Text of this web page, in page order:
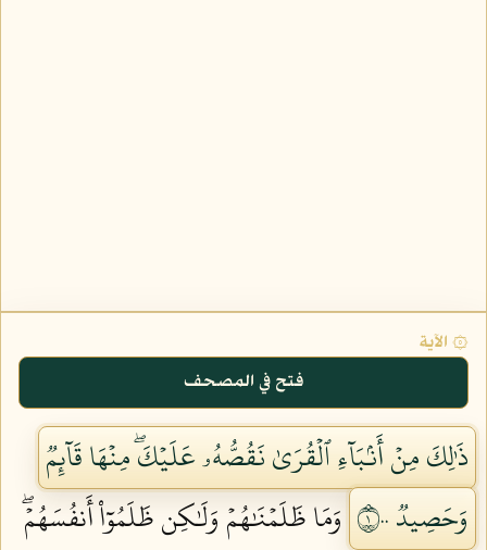
۞ الآية
فتح في المصحف
ذَٰلِكَ مِنۡ أَنۢبَآءِ ٱلۡقُرَىٰ نَقُصُّهُۥ عَلَيۡكَۖ مِنۡهَا قَآئِمٞ
وَحَصِيدٞ ١٠٠
وَمَا ظَلَمۡنَٰهُمۡ وَلَٰكِن ظَلَمُوٓاْ أَنفُسَهُمۡۖ